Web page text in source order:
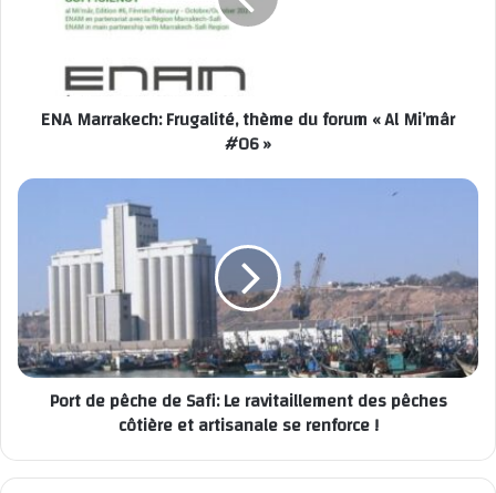
Mohamed LOKHNATI
El Jadida peine de mort pour avoir tué son père
ENA Marrakech: Frugalité, thème du forum « Al Mi’mâr
#06 »
Port de pêche de Safi: Le ravitaillement des pêches
côtière et artisanale se renforce !